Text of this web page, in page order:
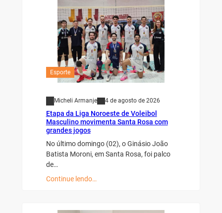
Esporte
Micheli Armanje 4 de agosto de 2026
Etapa da Liga Noroeste de Voleibol
Masculino movimenta Santa Rosa com
grandes jogos
No último domingo (02), o Ginásio João
Batista Moroni, em Santa Rosa, foi palco
de…
Continue lendo…